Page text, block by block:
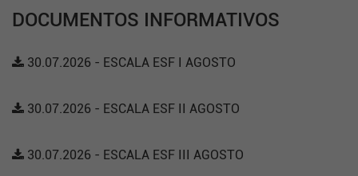
DOCUMENTOS INFORMATIVOS
30.07.2026 - ESCALA ESF I AGOSTO
30.07.2026 - ESCALA ESF II AGOSTO
30.07.2026 - ESCALA ESF III AGOSTO